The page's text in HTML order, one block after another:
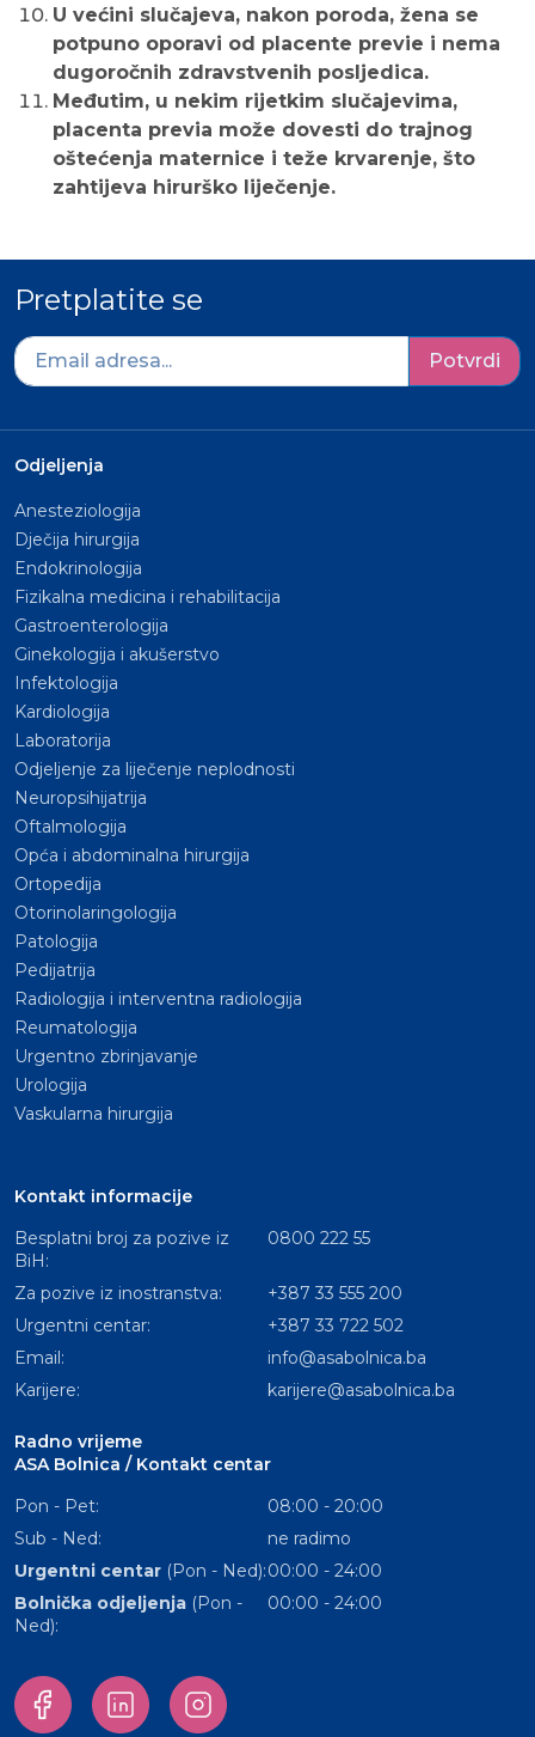
U većini slučajeva, nakon poroda, žena se
potpuno oporavi od placente previe i nema
dugoročnih zdravstvenih posljedica.
Međutim, u nekim rijetkim slučajevima,
placenta previa može dovesti do trajnog
oštećenja maternice i teže krvarenje, što
zahtijeva hirurško liječenje.
Pretplatite se
Potvrdi
Odjeljenja
Anesteziologija
Dječija hirurgija
Endokrinologija
Fizikalna medicina i rehabilitacija
Gastroenterologija
Ginekologija i akušerstvo
Infektologija
Kardiologija
Laboratorija
Odjeljenje za liječenje neplodnosti
Neuropsihijatrija
Oftalmologija
Opća i abdominalna hirurgija
Ortopedija
Otorinolaringologija
Patologija
Pedijatrija
Radiologija i interventna radiologija
Reumatologija
Urgentno zbrinjavanje
Urologija
Vaskularna hirurgija
Kontakt informacije
Besplatni broj za pozive iz
BiH:
0800 222 55
Za pozive iz inostranstva:
+387 33 555 200
Urgentni centar:
+387 33 722 502
Email:
info@asabolnica.ba
Karijere:
karijere@asabolnica.ba
Radno vrijeme
ASA Bolnica / Kontakt centar
Pon - Pet:
08:00 - 20:00
Sub - Ned:
ne radimo
Urgentni centar (Pon - Ned):00:00 - 24:00
Bolnička odjeljenja (Pon -
Ned):
00:00 - 24:00